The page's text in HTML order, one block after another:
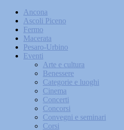
Ancona
Ascoli Piceno
Fermo
Macerata
Pesaro-Urbino
Eventi
Arte e cultura
Benessere
Categorie e luoghi
Cinema
Concerti
Concorsi
Convegni e seminari
Corsi